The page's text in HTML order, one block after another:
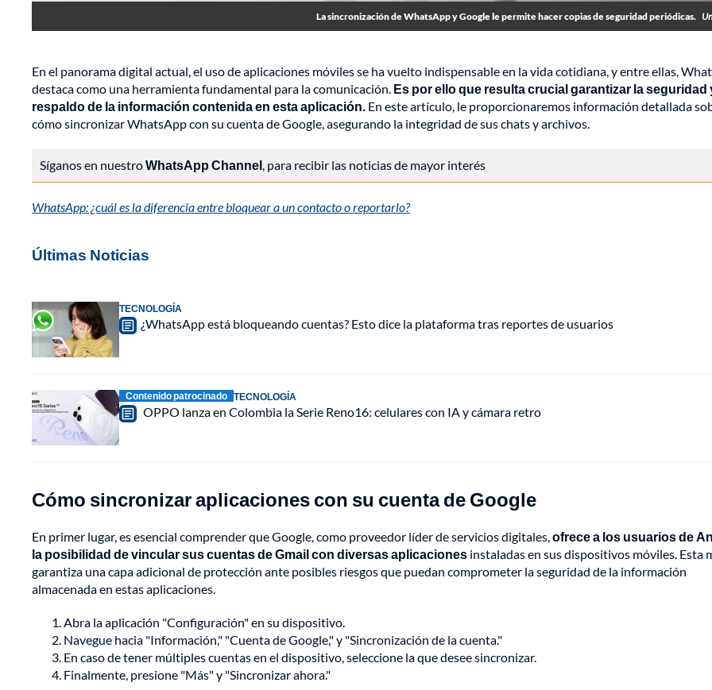
La sincronización de WhatsApp y Google le permite hacer copias de seguridad periódicas.
En el panorama digital actual, el uso de aplicaciones móviles se ha vuelto indispensable en la vida cotidiana, y entre ellas,
destaca como una herramienta fundamental para la comunicación. Es por ello que resulta crucial garantizar la seguridad
respaldo de la información contenida en esta aplicación. En este artículo, le proporcionaremos información detallada
cómo sincronizar WhatsApp con su cuenta de Google, asegurando la integridad de sus chats y archivos.
Síganos en nuestroWhatsApp Channel, para recibir las noticias de mayor interés
WhatsApp: ¿cuál es la diferencia entre bloquear a un contacto o reportarlo?
Últimas Noticias
TECNOLOGÍA
¿WhatsApp está bloqueando cuentas? Esto dice la plataforma tras reportes de usuarios
Contenido patrocinado TECNOLOGÍA
OPPO lanza en Colombia la Serie Reno16: celulares con IA y cámara retro
Cómo sincronizar aplicaciones con su cuenta de Google
En primer lugar, es esencial comprender que Google, como proveedor líder de servicios digitales,ofrece a los usuarios de
la posibilidad de vincular sus cuentas de Gmail con diversas aplicaciones instaladas en sus dispositivos móviles. Esta
garantiza una capa adicional de protección ante posibles riesgos que puedan comprometer la seguridad de la información
almacenada en estas aplicaciones.
Abra la aplicación "Configuración" en su dispositivo.
Navegue hacia "Información," "Cuenta de Google," y "Sincronización de la cuenta."
En caso de tener múltiples cuentas en el dispositivo, seleccione la que desee sincronizar.
Finalmente, presione "Más" y "Sincronizar ahora."